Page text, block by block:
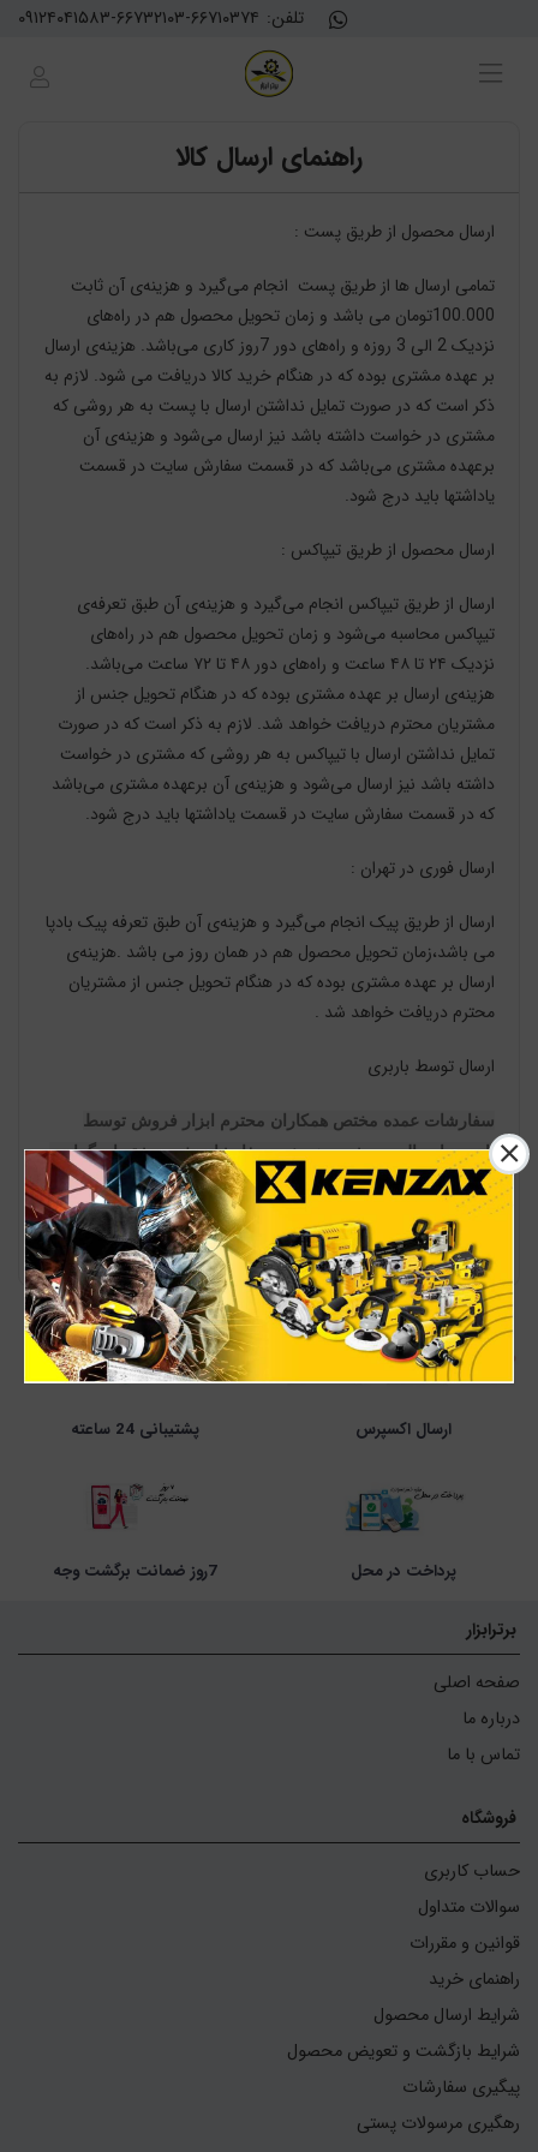
تلفن: ۰۹۱۲۴۰۴۱۵۸۳-۶۶۷۳۲۱۰۳-۶۶۷۱۰۳۷۴
راهنمای ارسال کالا
ارسال محصول از طریق پست :
تمامی ارسال ها از طریق پست انجام می‌گیرد و هزینه‌ی آن ثابت
100.000تومان می باشد و زمان تحویل محصول هم در راه‌های
نزدیک 2 الی 3 روزه و راه‌های دور 7روز کاری می‌باشد. هزینه‌ی ارسال
بر عهده مشتری بوده که در هنگام خرید کالا دریافت می شود. لازم به
ذکر است که در صورت تمایل نداشتن ارسال با پست به هر روشی که
مشتری در خواست داشته باشد نیز ارسال می‌شود و هزینه‌ی آن
برعهده مشتری می‌باشد که در قسمت سفارش سایت در قسمت
یاداشتها باید درج شود.
ارسال محصول از طریق تیپاکس :
ارسال از طریق تیپاکس انجام می‌گیرد و هزینه‌ی آن طبق تعرفه‌ی
تیپاکس محاسبه می‌شود و زمان تحویل محصول هم در راه‌های
نزدیک ۲۴ تا ۴۸ ساعت و راه‌های دور ۴۸ تا ۷۲ ساعت می‌باشد.
هزینه‌ی ارسال بر عهده مشتری بوده که در هنگام تحویل جنس از
مشتریان محترم دریافت خواهد شد. لازم به ذکر است که در صورت
تمایل نداشتن ارسال با تیپاکس به هر روشی که مشتری در خواست
داشته باشد نیز ارسال می‌شود و هزینه‌ی آن برعهده مشتری می‌باشد
که در قسمت سفارش سایت در قسمت یاداشتها باید درج شود.
ارسال فوری در تهران :
ارسال از طریق پیک انجام می‌گیرد و هزینه‌ی آن طبق تعرفه‌ پیک بادپا
می‌ باشد،زمان تحویل محصول هم در همان روز می باشد .هزینه‌ی
ارسال بر عهده مشتری بوده که در هنگام تحویل جنس از مشتریان
محترم دریافت خواهد شد .
ارسال توسط باربری
سفارشات عمده مختص همکاران محترم ابزار فروش توسط
باربری ارسال می شود، همچنین سفارشات خرد مشتریان گرامی
که وزن آن بیش از 10 کیلوگرم باشد و یا یکی از ابعاد آن بیش از
1 متر باشد توسط باربری ارسال می شود هزینه کل ارسال یه
عهده خریدار می باشد .
ارسال اکسپرس پشتیبانی 24 ساعته
پرداخت در محل 7روز ضمانت برگشت وجه
برترابزار
صفحه اصلی
درباره ما
تماس با ما
فروشگاه
حساب کاربری
سوالات متداول
قوانین و مقررات
راهنمای خرید
شرایط ارسال محصول
شرایط بازگشت و تعویض محصول
پیگیری سفارشات
رهگیری مرسولات پستی